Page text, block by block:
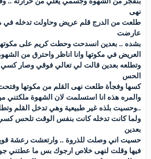
نهى
طلعت من الدرج قلم عريض وحاولت تدخله في
عارضت
بشده .. بعدين انسدحت وحطت كريم على
العريض في مكوتها وانا اناظر واحترق من
وتطلعه بعدين قالت لي تعالي فوقي وصار كسي
الحس
كسها وفجأة طلعت نهى القلم من مكوتها
والمره هذه انا استسلمت لان الشهوة
..وحسيت بلذه غير طبيعية وهي تدخل القلم
ولما كانت تدخله كانت بنفس الوقت تلحس
بعدين
حسيت اني وصلت للذروة .. وارتعشت رعشة
فيها وقلت لنهى خلاص ارجوك بس ما عطتني